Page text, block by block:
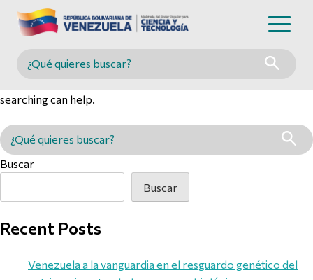
Buscar en MINCYT
searching can help.
Buscar en MINCYT
Buscar
Buscar
Recent Posts
Venezuela a la vanguardia en el resguardo genético del